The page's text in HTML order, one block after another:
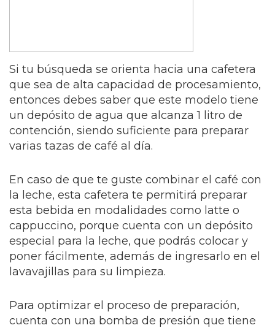
Si tu búsqueda se orienta hacia una cafetera
que sea de alta capacidad de procesamiento,
entonces debes saber que este modelo tiene
un depósito de agua que alcanza 1 litro de
contención, siendo suficiente para preparar
varias tazas de café al día.
En caso de que te guste combinar el café con
la leche, esta cafetera te permitirá preparar
esta bebida en modalidades como latte o
cappuccino, porque cuenta con un depósito
especial para la leche, que podrás colocar y
poner fácilmente, además de ingresarlo en el
lavavajillas para su limpieza.
Para optimizar el proceso de preparación,
cuenta con una bomba de presión que tiene